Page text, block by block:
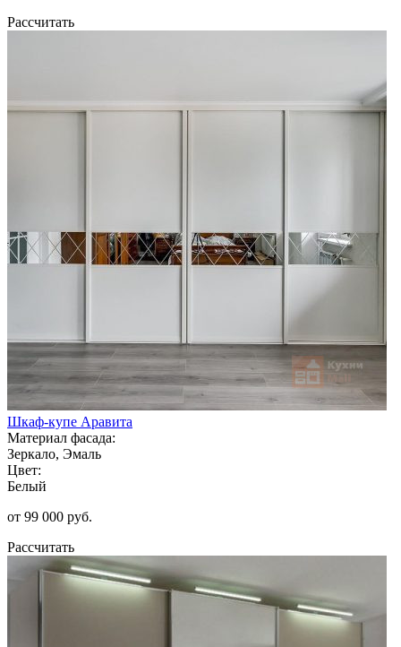
Рассчитать
Шкаф-купе Аравита
Материал фасада:
Зеркало, Эмаль
Цвет:
Белый
от 99 000 руб.
Рассчитать